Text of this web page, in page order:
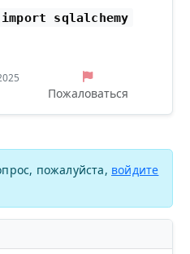
import sqlalchemy
Пожаловаться
пожалуйста, войдите